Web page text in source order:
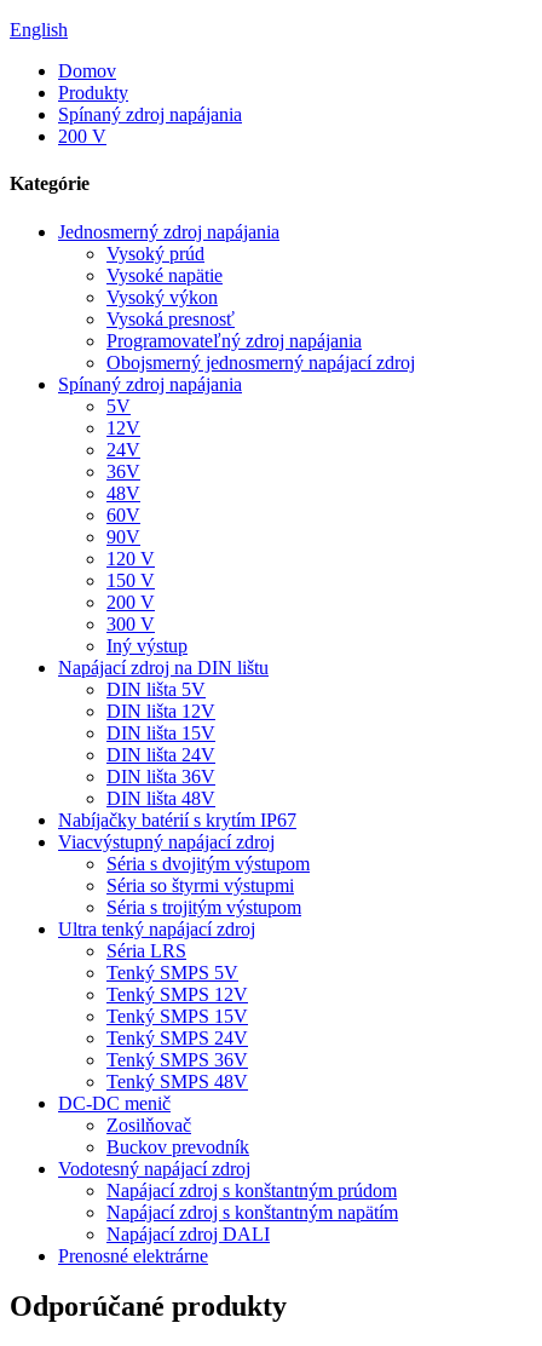
English
Domov
Produkty
Spínaný zdroj napájania
200 V
Kategórie
Jednosmerný zdroj napájania
Vysoký prúd
Vysoké napätie
Vysoký výkon
Vysoká presnosť
Programovateľný zdroj napájania
Obojsmerný jednosmerný napájací zdroj
Spínaný zdroj napájania
5V
12V
24V
36V
48V
60V
90V
120 V
150 V
200 V
300 V
Iný výstup
Napájací zdroj na DIN lištu
DIN lišta 5V
DIN lišta 12V
DIN lišta 15V
DIN lišta 24V
DIN lišta 36V
DIN lišta 48V
Nabíjačky batérií s krytím IP67
Viacvýstupný napájací zdroj
Séria s dvojitým výstupom
Séria so štyrmi výstupmi
Séria s trojitým výstupom
Ultra tenký napájací zdroj
Séria LRS
Tenký SMPS 5V
Tenký SMPS 12V
Tenký SMPS 15V
Tenký SMPS 24V
Tenký SMPS 36V
Tenký SMPS 48V
DC-DC menič
Zosilňovač
Buckov prevodník
Vodotesný napájací zdroj
Napájací zdroj s konštantným prúdom
Napájací zdroj s konštantným napätím
Napájací zdroj DALI
Prenosné elektrárne
Odporúčané produkty